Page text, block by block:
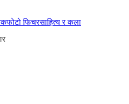
फोटो फिचरसाहित्य र कला